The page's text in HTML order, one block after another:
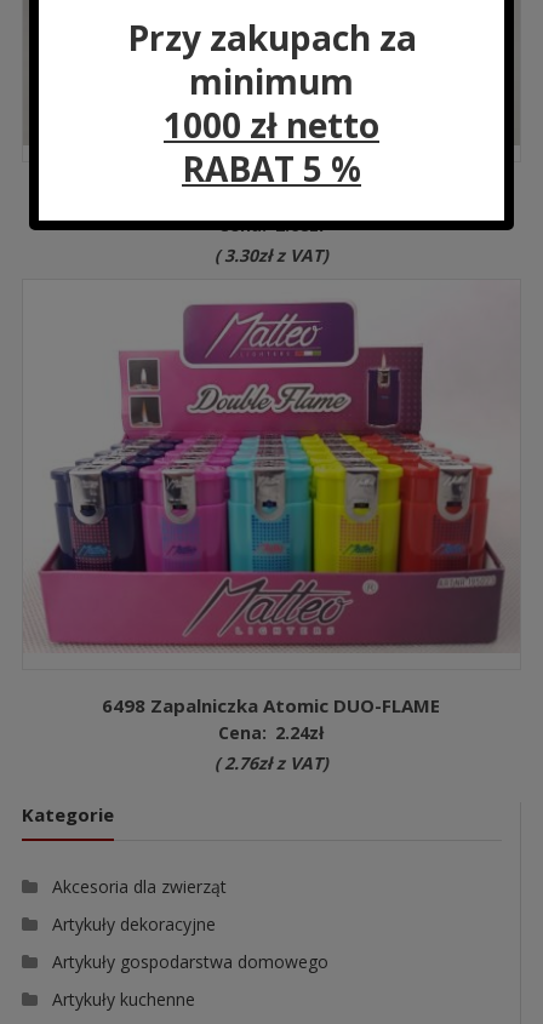
Cena:2.68zł
( 3.30złz VAT)
6498 Zapalniczka Atomic DUO-FLAME
Cena: 2.24zł
(2.76złz VAT)
Kategorie
Akcesoria dla zwierząt
Artykuły dekoracyjne
Artykuły gospodarstwa domowego
Artykuły kuchenne
Przy zakupach za
minimum
1000 zł netto
RABAT 5 %